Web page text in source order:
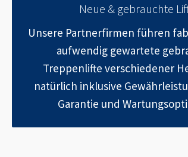
Neue & gebrauchte
Unsere Partnerfirmen führen
aufwendig gewartete
Treppenlifte verschiedener
natürlich inklusive
Garantie und